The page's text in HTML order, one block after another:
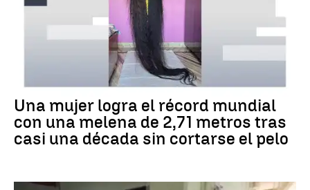
RÉCORD GUINNESS
Una mujer logra el récord mundial
con una melena de 2,71 metros tras
casi una década sin cortarse el pelo